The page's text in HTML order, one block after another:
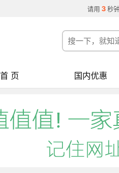
请用 3 秒
首 页 国内优惠